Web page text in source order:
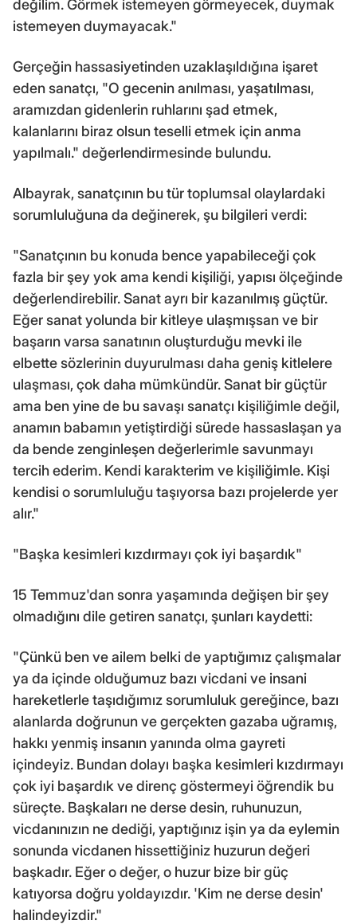
değilim. Görmek istemeyen görmeyecek, duymak
istemeyen duymayacak."
Gerçeğin hassasiyetinden uzaklaşıldığına işaret
eden sanatçı, "O gecenin anılması, yaşatılması,
aramızdan gidenlerin ruhlarını şad etmek,
kalanlarını biraz olsun teselli etmek için anma
yapılmalı." değerlendirmesinde bulundu.
Albayrak, sanatçının bu tür toplumsal olaylardaki
sorumluluğuna da değinerek, şu bilgileri verdi:
"Sanatçının bu konuda bence yapabileceği çok
fazla bir şey yok ama kendi kişiliği, yapısı ölçeğinde
değerlendirebilir. Sanat ayrı bir kazanılmış güçtür.
Eğer sanat yolunda bir kitleye ulaşmışsan ve bir
başarın varsa sanatının oluşturduğu mevki ile
elbette sözlerinin duyurulması daha geniş kitlelere
ulaşması, çok daha mümkündür. Sanat bir güçtür
ama ben yine de bu savaşı sanatçı kişiliğimle değil,
anamın babamın yetiştirdiği sürede hassaslaşan ya
da bende zenginleşen değerlerimle savunmayı
tercih ederim. Kendi karakterim ve kişiliğimle. Kişi
kendisi o sorumluluğu taşıyorsa bazı projelerde yer
alır."
"Başka kesimleri kızdırmayı çok iyi başardık"
15 Temmuz'dan sonra yaşamında değişen bir şey
olmadığını dile getiren sanatçı, şunları kaydetti:
"Çünkü ben ve ailem belki de yaptığımız çalışmalar
ya da içinde olduğumuz bazı vicdani ve insani
hareketlerle taşıdığımız sorumluluk gereğince, bazı
alanlarda doğrunun ve gerçekten gazaba uğramış,
hakkı yenmiş insanın yanında olma gayreti
içindeyiz. Bundan dolayı başka kesimleri kızdırmayı
çok iyi başardık ve direnç göstermeyi öğrendik bu
süreçte. Başkaları ne derse desin, ruhunuzun,
vicdanınızın ne dediği, yaptığınız işin ya da eylemin
sonunda vicdanen hissettiğiniz huzurun değeri
başkadır. Eğer o değer, o huzur bize bir güç
katıyorsa doğru yoldayızdır. 'Kim ne derse desin'
halindeyizdir."